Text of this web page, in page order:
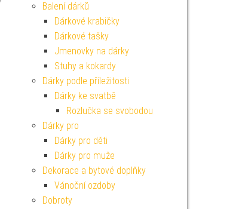
Balení dárků
Dárkové krabičky
Dárkové tašky
Jmenovky na dárky
Stuhy a kokardy
Dárky podle příležitosti
Dárky ke svatbě
Rozlučka se svobodou
Dárky pro
Dárky pro děti
Dárky pro muže
Dekorace a bytové doplňky
Vánoční ozdoby
Dobroty